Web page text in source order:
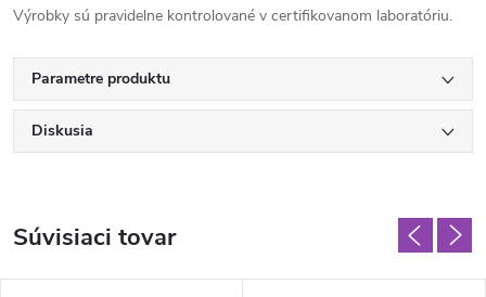
Výrobky sú pravidelne kontrolované v certifikovanom laboratóriu.
Parametre produktu
Diskusia
Súvisiaci tovar